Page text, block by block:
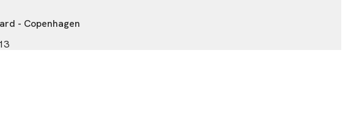
- Copenhagen